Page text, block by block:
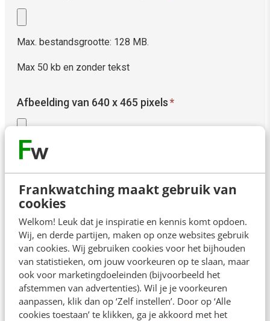
Frankwatching maakt gebruik van
cookies
Welkom! Leuk dat je inspiratie en kennis komt opdoen.
Wij, en derde partijen, maken op onze websites gebruik
van cookies. Wij gebruiken cookies voor het bijhouden
van statistieken, om jouw voorkeuren op te slaan, maar
ook voor marketingdoeleinden (bijvoorbeeld het
afstemmen van advertenties). Wil je je voorkeuren
aanpassen, klik dan op ‘Zelf instellen’. Door op ‘Alle
cookies toestaan’ te klikken, ga je akkoord met het
Max. bestandsgrootte: 128 MB.
Max 50 kb en zonder tekst
Afbeelding van 640 x 465 pixels*
Max. bestandsgrootte: 128 MB.
Max 50 kb en zonder tekst
Contactgegevens
Voornaam *